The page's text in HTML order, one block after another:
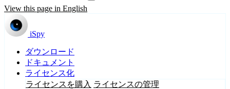
View this page in English
iSpy
ダウンロード
ドキュメント
ライセンス化
ライセンスを購入 ライセンスの管理